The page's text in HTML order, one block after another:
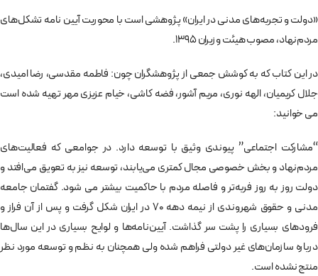
«دولت و تجربه‌های مدنی در ایران» پژوهشی است با محوریت آیین نامه تشکل‌های
مردم‌نهاد، مصوب هیئت وزیران 1395.
در این کتاب که به کوشش جمعی از پژوهشگران چون: فاطمه مقدسی، رضا امیدی،
جلال کریمیان، الهه نوری، مریم آشور، فضه کاشی، خیام عزیزی مهر تهیه شده است
می خوانید:
“مشارکت اجتماعی” پیوندی وثیق با توسعه دارد. در جوامعی که فعالیت‌های
مردم‌نهاد و بخش خصوصی مجال کمتری می‌یابند، توسعه نیز به تعویق می‌افتد و
دولت روز به روز فربه‌تر و فاصله مردم با حاکمیت بیشتر می شود. گفتمان جامعه
مدنی و حقوق شهروندی از نیمه دهه 70 در ایران شکل گرفت و پس از آن فراز و
فرودهای بسیاری را پشت سر گذاشت. آیین‌نامه‌ها و لوایح بسیاری در این سال‌ها
درباره سازمان‌های غیر دولتی فراهم شده ولی همچنان به نظم و توسعه مورد نظر
منتج نشده است.